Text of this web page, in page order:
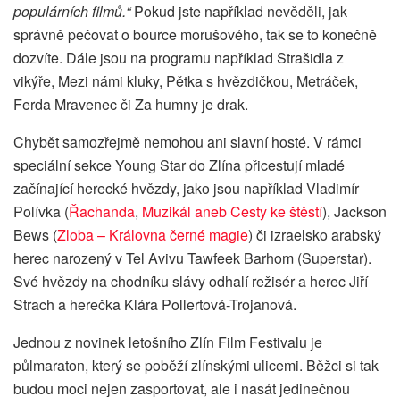
populárních filmů.“Pokud jste například nevěděli, jak
správně pečovat o bource morušového, tak se to konečně
dozvíte. Dále jsou na programu například Strašidla z
vikýře, Mezi námi kluky, Pětka s hvězdičkou, Metráček,
Ferda Mravenec či Za humny je drak.
Chybět samozřejmě nemohou ani slavní hosté. V rámci
speciální sekce Young Star do Zlína přicestují mladé
začínající herecké hvězdy, jako jsou například Vladimír
Polívka (Řachanda, Muzikál aneb Cesty ke štěstí), Jackson
Bews (Zloba – Královna černé magie) či izraelsko arabský
herec narozený v Tel Avivu Tawfeek Barhom (Superstar).
Své hvězdy na chodníku slávy odhalí režisér a herec Jiří
Strach a herečka Klára Pollertová-Trojanová.
Jednou z novinek letošního Zlín Film Festivalu je
půlmaraton, který se poběží zlínskými ulicemi. Běžci si tak
budou moci nejen zasportovat, ale i nasát jedinečnou